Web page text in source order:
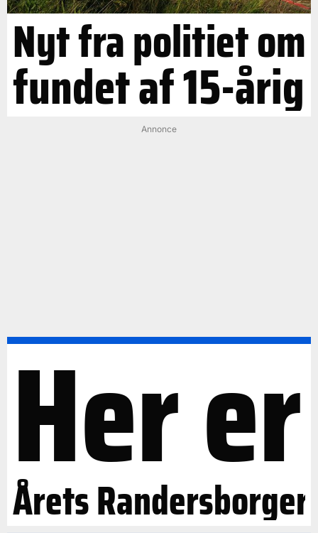
Nyt fra politiet om
fundet af 15-årig
Annonce
Her er
Årets Randersborger